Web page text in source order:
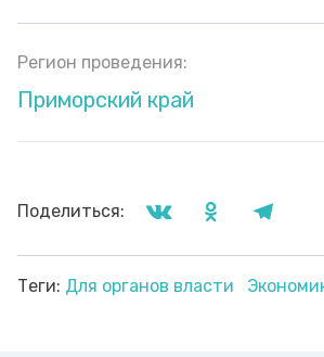
Регион проведения:
Приморский край
Поделиться:
Теги: Для органов власти